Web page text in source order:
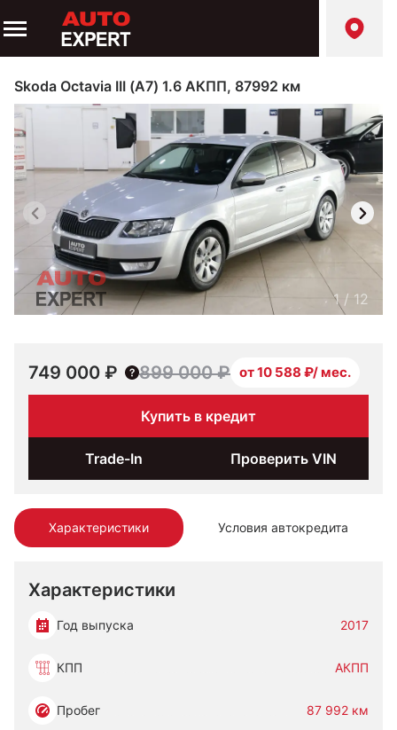
Skoda Octavia III (A7) 1.6 АКПП, 87992 км
Характеристики Условия автокредита
Характеристики
Год выпуска 2017
КПП АКПП
Пробег 87 992 км
1 / 12
749 000 ₽ 899 000 ₽ от 10 588 ₽/ мес.
Купить в кредит
Trade-In Проверить VIN